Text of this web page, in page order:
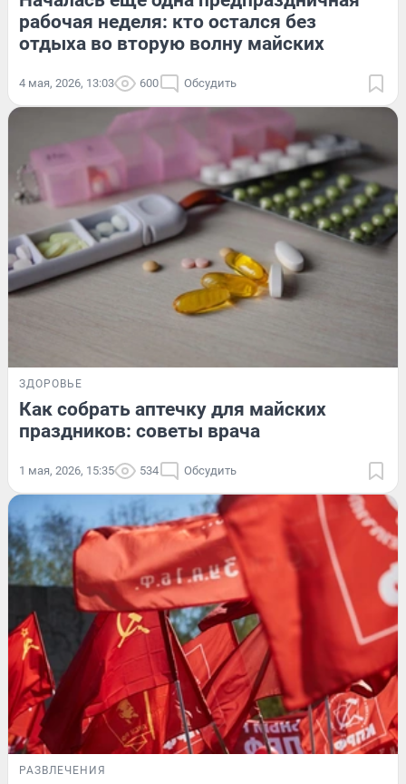
рабочая неделя: кто остался без
отдыха во вторую волну майских
4 мая, 2026, 13:03 600 Обсудить
ЗДОРОВЬЕ
Как собрать аптечку для майских
праздников: советы врача
1 мая, 2026, 15:35 534 Обсудить
РАЗВЛЕЧЕНИЯ